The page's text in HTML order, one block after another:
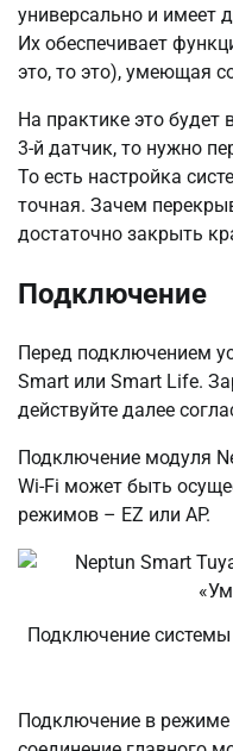
универсально и имеет
Их обеспечивает
это, то это), умеющая
На практике это будет
3-й датчик, то нужно
То есть настройка
точная. Зачем
достаточно закрыть
Подключение
Перед подключением
Smart или Smart Life.
действуйте далее
Подключение модуля
Wi-Fi может быть
режимов – EZ или AP.
Подключение
Подключение в